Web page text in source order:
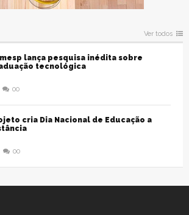
Ver todos
lança pesquisa inédita sobre
tecnológica
00
cria Dia Nacional de Educação a
00